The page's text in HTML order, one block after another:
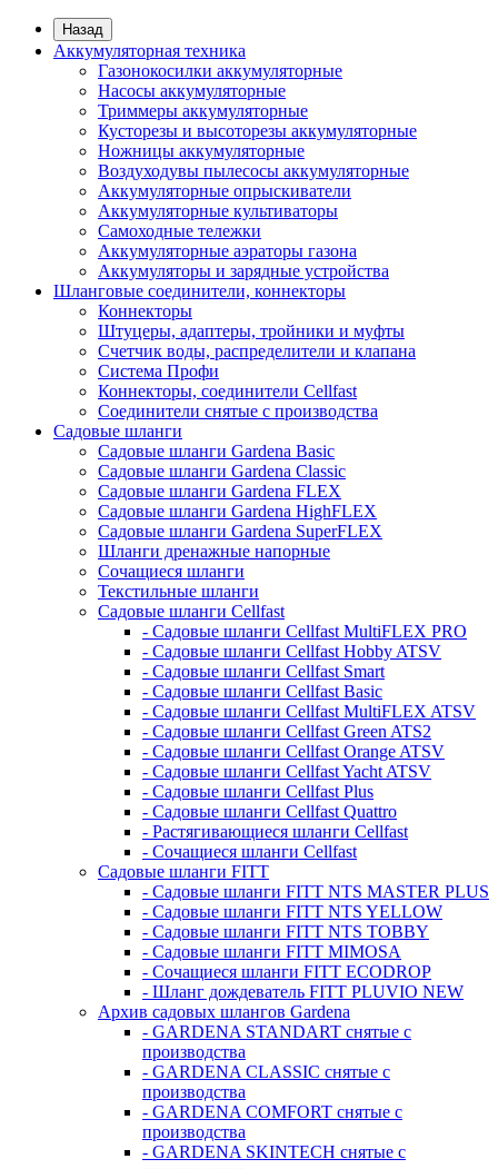
Назад
Аккумуляторная техника
Газонокосилки аккумуляторные
Насосы аккумуляторные
Триммеры аккумуляторные
Кусторезы и высоторезы аккумуляторные
Ножницы аккумуляторные
Воздуходувы пылесосы аккумуляторные
Аккумуляторные опрыскиватели
Аккумуляторные культиваторы
Самоходные тележки
Аккумуляторные аэраторы газона
Аккумуляторы и зарядные устройства
Шланговые соединители, коннекторы
Коннекторы
Штуцеры, адаптеры, тройники и муфты
Счетчик воды, распределители и клапана
Система Профи
Коннекторы, соединители Cellfast
Соединители снятые с производства
Садовые шланги
Садовые шланги Gardena Basic
Садовые шланги Gardena Classic
Садовые шланги Gardena FLEX
Садовые шланги Gardena HighFLEX
Садовые шланги Gardena SuperFLEX
Шланги дренажные напорные
Сочащиеся шланги
Текстильные шланги
Садовые шланги Cellfast
- Садовые шланги Cellfast MultiFLEX PRO
- Садовые шланги Cellfast Hobby ATSV
- Садовые шланги Cellfast Smart
- Садовые шланги Cellfast Basic
- Садовые шланги Cellfast MultiFLEX ATSV
- Садовые шланги Cellfast Green ATS2
- Садовые шланги Cellfast Orange ATSV
- Садовые шланги Cellfast Yacht ATSV
- Садовые шланги Cellfast Plus
- Садовые шланги Cellfast Quattro
- Растягивающиеся шланги Cellfast
- Сочащиеся шланги Cellfast
Садовые шланги FITT
- Садовые шланги FITT NTS MASTER PLUS
- Садовые шланги FITT NTS YELLOW
- Садовые шланги FITT NTS TOBBY
- Садовые шланги FITT MIMOSA
- Сочащиеся шланги FITT ECODROP
- Шланг дождеватель FITT PLUVIO NEW
Архив садовых шлангов Gardena
- GARDENA STANDART снятые с
производства
- GARDENA CLASSIC снятые с
производства
- GARDENA COMFORT снятые с
производства
- GARDENA SKINTECH снятые с